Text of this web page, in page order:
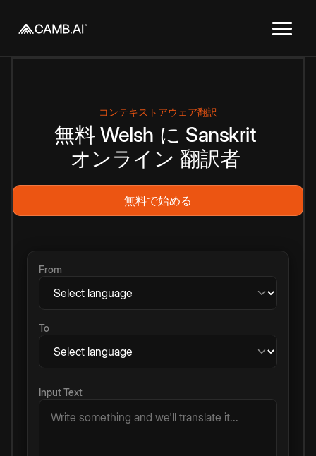
コンテキストアウェア翻訳
無料 Welsh に Sanskrit
オンライン 翻訳者
無料で始める
From
To
Input Text